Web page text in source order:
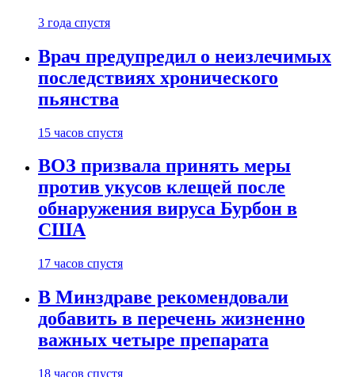
3 года спустя
Врач предупредил о неизлечимых
последствиях хронического
пьянства
15 часов спустя
ВОЗ призвала принять меры
против укусов клещей после
обнаружения вируса Бурбон в
США
17 часов спустя
В Минздраве рекомендовали
добавить в перечень жизненно
важных четыре препарата
18 часов спустя